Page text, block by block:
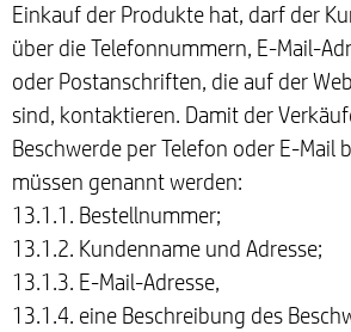
Einkauf der Produkte hat, darf der
über die Telefonnummern, E-Mail-
oder Postanschriften, die auf der
sind, kontaktieren. Damit der
Beschwerde per Telefon oder E-Mail
müssen genannt werden:
13.1.1. Bestellnummer;
13.1.2. Kundenname und Adresse;
13.1.3. E-Mail-Adresse,
13.1.4. eine Beschreibung des